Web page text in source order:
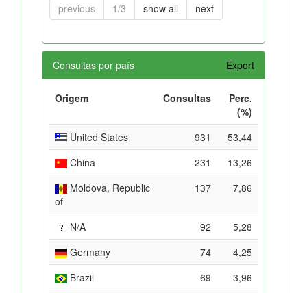
previous 1/3 show all next
Consultas por país Export
Origem Consultas
Perc.
(%)
United States
931
53,44
China
231
13,26
Moldova, Republic
of
137 7,86
N/A 92
5,28
Germany
74
4,25
Brazil
69
3,96